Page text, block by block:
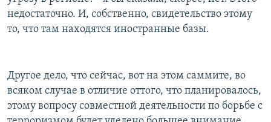
недостаточно. И, собственно, свидетельство этому
то, что там находятся иностранные базы.
Другое дело, что сейчас, вот на этом саммите, во
всяком случае в отличие оттого, что планировалось,
этому вопросу совместной деятельности по борьбе с